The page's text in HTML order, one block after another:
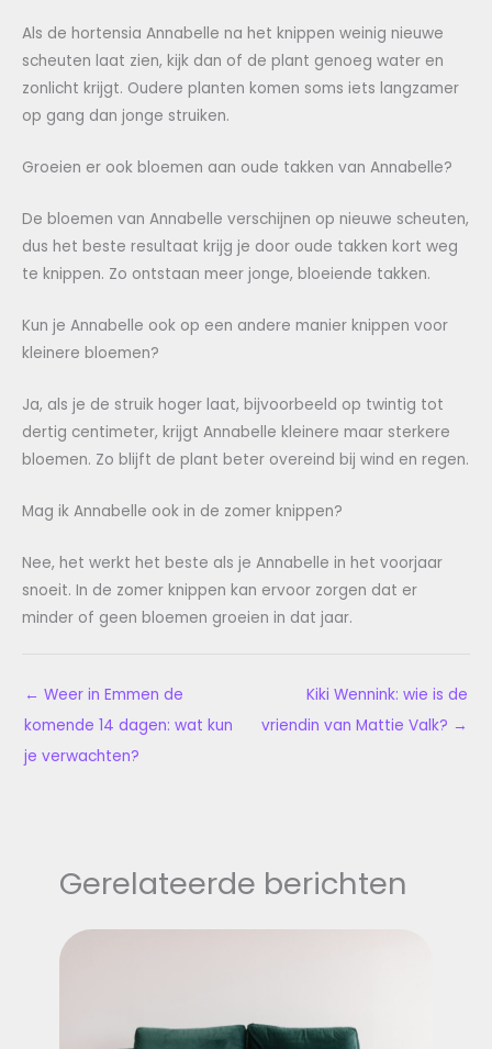
Als de hortensia Annabelle na het knippen weinig nieuwe
scheuten laat zien, kijk dan of de plant genoeg water en
zonlicht krijgt. Oudere planten komen soms iets langzamer
op gang dan jonge struiken.
Groeien er ook bloemen aan oude takken van Annabelle?
De bloemen van Annabelle verschijnen op nieuwe scheuten,
dus het beste resultaat krijg je door oude takken kort weg
te knippen. Zo ontstaan meer jonge, bloeiende takken.
Kun je Annabelle ook op een andere manier knippen voor
kleinere bloemen?
Ja, als je de struik hoger laat, bijvoorbeeld op twintig tot
dertig centimeter, krijgt Annabelle kleinere maar sterkere
bloemen. Zo blijft de plant beter overeind bij wind en regen.
Mag ik Annabelle ook in de zomer knippen?
Nee, het werkt het beste als je Annabelle in het voorjaar
snoeit. In de zomer knippen kan ervoor zorgen dat er
minder of geen bloemen groeien in dat jaar.
← Weer in Emmen de
komende 14 dagen: wat kun
je verwachten?
Kiki Wennink: wie is de
vriendin van Mattie Valk? →
Gerelateerde berichten